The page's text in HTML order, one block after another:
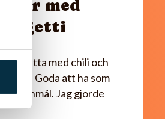
med
med chili och
Goda att ha som
Jag gjorde